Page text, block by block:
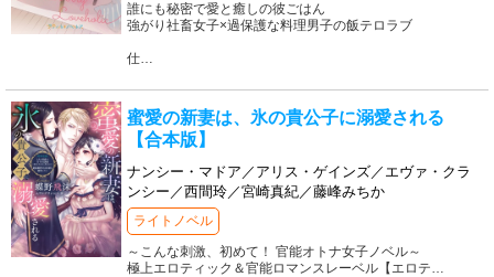
誰にも秘密で愛と癒しの彼ごはん
強がり社畜女子×過保護な料理男子の飯テロラブ
仕…
蜜愛の新妻は、氷の貴公子に溺愛される
【合本版】
ナンシー・マドア／アリス・ゲインズ／エヴァ・クラ
ンシー／西間玲／宮崎真紀／藤峰みちか
ライトノベル
～こんな刺激、初めて！ 官能オトナ女子ノベル～
極上エロティック＆官能ロマンスレーベル【エロテ…